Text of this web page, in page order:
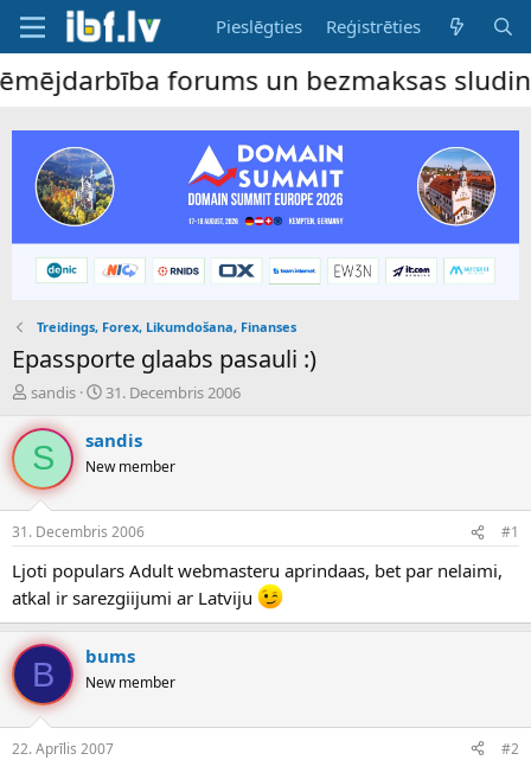
Pieslēgties Reģistrēties
forums un bezmaksas
Treidings, Forex, Likumdošana, Finanses
Epassporte glaabs pasauli :)
P
v
e
d
i
n
u
z
s
ā
c
ē
j
s
sandis
S
k
m
a
u
m
s
31. Decembris 2006
S sandis
New member
31. Decembris 2006 #1
Ljoti populars Adult webmasteru aprindaas, bet par nelaimi,
atkal ir sarezgiijumi ar Latviju
B bums
New member
22. Aprīlis 2007 #2